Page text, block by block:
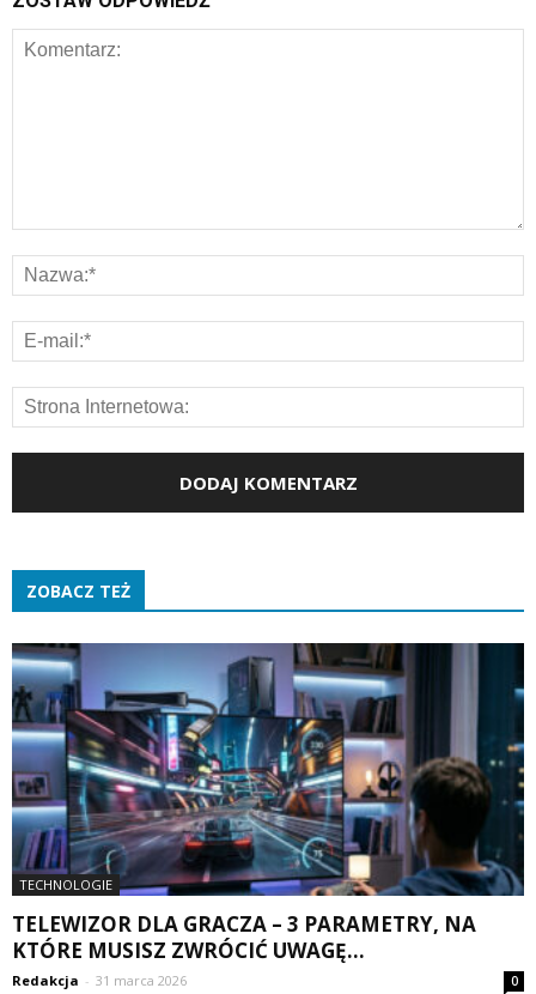
ZOBACZ TEŻ
TECHNOLOGIE
TELEWIZOR DLA GRACZA – 3 PARAMETRY, NA
KTÓRE MUSISZ ZWRÓCIĆ UWAGĘ...
Redakcja - 31 marca 2026 0